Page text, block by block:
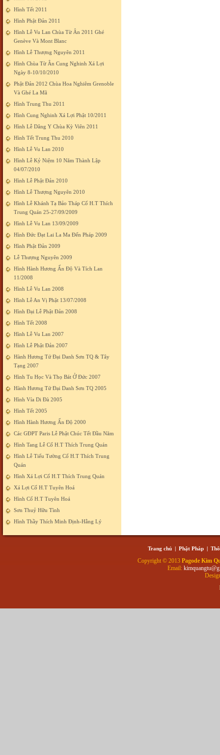
Hình Tết 2011
Hình Phật Đản 2011
Hình Lễ Vu Lan Chùa Từ Ân 2011 Ghé
Genève Và Mont Blanc
Hình Lễ Thượng Nguyên 2011
Hình Chùa Từ Ân Cung Nghinh Xá Lợi
Ngày 8-10/10/2010
Phật Đản 2012 Chùa Hoa Nghiêm Grenoble
Và Ghé La Mã
Hình Trung Thu 2011
Hình Cung Nghinh Xá Lợi Phật 10/2011
Hình Lễ Dâng Y Chùa Kỳ Viên 2011
Hình Tết Trung Thu 2010
Hình Lễ Vu Lan 2010
Hình Lễ Kỷ Niệm 10 Năm Thành Lập
04/07/2010
Hình Lễ Phật Đản 2010
Hình Lễ Thượng Nguyên 2010
Hình Lễ Khánh Tạ Bảo Tháp Cố H.T Thích
Trung Quán 25-27/09/2009
Hình Lễ Vu Lan 13/09/2009
Hình Đức Đạt Lai La Ma Đến Pháp 2009
Hình Phật Đản 2009
Lễ Thượng Nguyên 2009
Hình Hành Hương Ấn Độ Và Tích Lan
11/2008
Hình Lễ Vu Lan 2008
Hình Lễ An Vị Phật 13/07/2008
Hình Đại Lễ Phật Đản 2008
Hình Tết 2008
Hình Lễ Vu Lan 2007
Hình Lễ Phật Đản 2007
Hành Hương Tứ Đại Danh Sơn TQ & Tây
Tạng 2007
Hình Tu Học Và Thọ Bát Ở Đức 2007
Hành Hương Tứ Đại Danh Sơn TQ 2005
Hình Vía Di Đà 2005
Hình Tết 2005
Hình Hành Hương Ấn Độ 2000
Các GĐPT Paris Lễ Phật Chúc Tết Đầu Năm
Hình Tang Lễ Cố H.T Thích Trung Quán
Hình Lễ Tiểu Tường Cố H.T Thích Trung
Quán
Hình Xá Lợi Cố H.T Thích Trung Quán
Xá Lợi Cố H.T Tuyên Hoá
Hình Cố H.T Tuyên Hoá
Sơn Thuỷ Hữu Tình
Hình Thầy Thích Minh Định-Hằng Lý
Trang chủ | Phật Pháp |
Copyright © 2013 Pagode Kim
Email: